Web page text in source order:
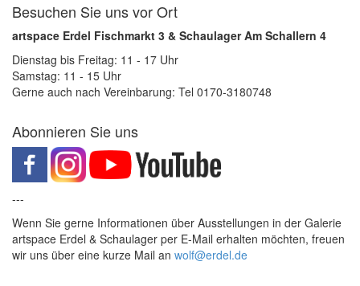
Besuchen Sie uns vor Ort
artspace Erdel Fischmarkt 3 & Schaulager Am Schallern 4
Dienstag bis Freitag: 11 - 17 Uhr
Samstag: 11 - 15 Uhr
Gerne auch nach Vereinbarung: Tel 0170-3180748
Abonnieren Sie uns
---
Wenn Sie gerne Informationen über Ausstellungen in der Galerie
artspace Erdel & Schaulager per E-Mail erhalten möchten, freuen
wir uns über eine kurze Mail an wolf@erdel.de